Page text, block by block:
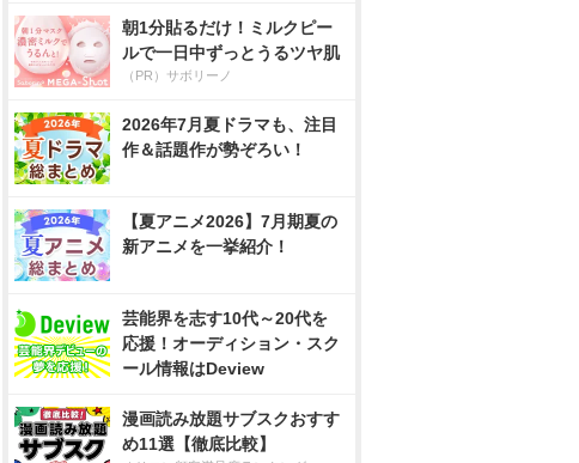
朝1分貼るだけ！ミルクピー
ルで一日中ずっとうるツヤ肌
（PR）サボリーノ
2026年7月夏ドラマも、注目
作＆話題作が勢ぞろい！
【夏アニメ2026】7月期夏の
新アニメを一挙紹介！
芸能界を志す10代～20代を
応援！オーディション・スク
ール情報はDeview
漫画読み放題サブスクおすす
め11選【徹底比較】